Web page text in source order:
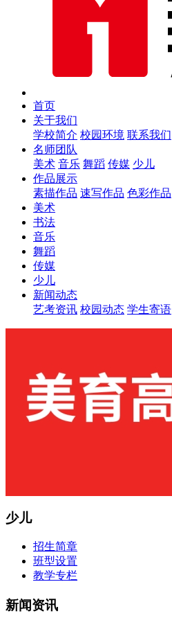
首页
关于我们
学校简介 校园环境 联系我们
名师团队
美术 音乐 舞蹈 传媒 少儿
作品展示
素描作品 速写作品 色彩作品
美术
书法
音乐
舞蹈
传媒
少儿
新闻动态
艺考资讯 校园动态 学生寄语
少儿
招生简章
班型设置
教学专栏
新闻资讯